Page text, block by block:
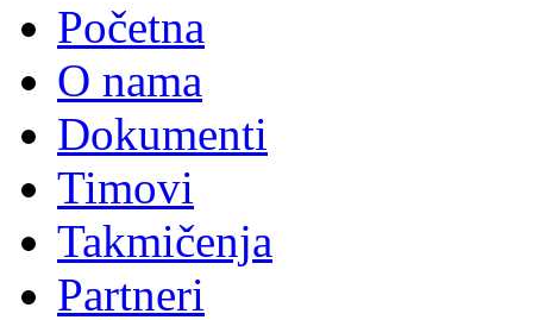
Početna
O nama
Dokumenti
Timovi
Takmičenja
Partneri